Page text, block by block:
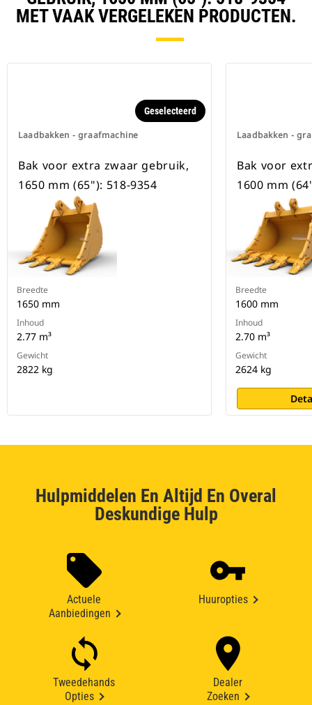
graafmachines op rupsbanden en
MET VAAK VERGELEKEN PRODUCTEN.
Laadbakken - graafmachine
Geselecteerd
Bak voor extra zwaar gebruik,
1650 mm (65"): 518-9354
Breedte
1650 mm
Inhoud
2.77 m³
Gewicht
2822 kg
Laadbakken -
Bak voor
1600 mm
Breedte
1600 mm
Inhoud
2.70 m³
Gewicht
2624 kg
Hulpmiddelen En Altijd En Overal
Deskundige Hulp
Actuele
Aanbiedingen
Huuropties
Tweedehands
Opties
Dealer
Zoeken